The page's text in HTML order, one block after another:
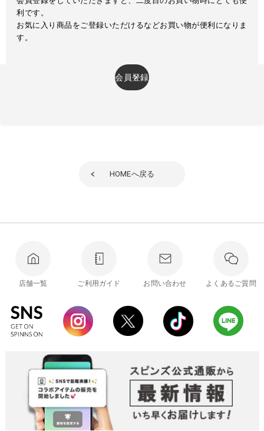
利です。
お気に入り商品をご登録いただけるなどお買い物が便利になりま
す。
会員登録
HOMEへ戻る
店舗一覧 ご利用ガイド お問い合わせ よくあるご質問